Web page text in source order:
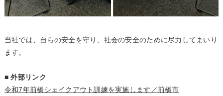
当社では、自らの安全を守り、社会の安全のために尽力してまいり
ます。
■ 外部リンク
令和7年前橋シェイクアウト訓練を実施します／前橋市